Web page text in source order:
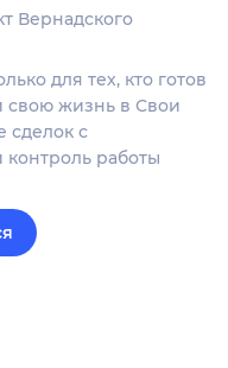
Вернадского
для тех, кто готов
свою жизнь в Свои
сделок с
работы